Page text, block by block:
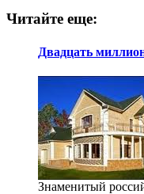
Читайте еще:
Двадцать
Знаменитый